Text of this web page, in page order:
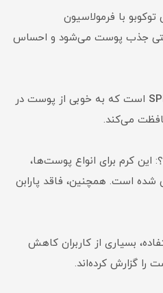
با فرمولاسیون
جذب پوست می‌شود و احساس
است که به خوبی از پوست در
؟: این کرم برای انواع پوست‌ها،
است. همچنین، فاقد پارابن
بسیاری از کاربران کاهش
گزارش کرده‌اند.